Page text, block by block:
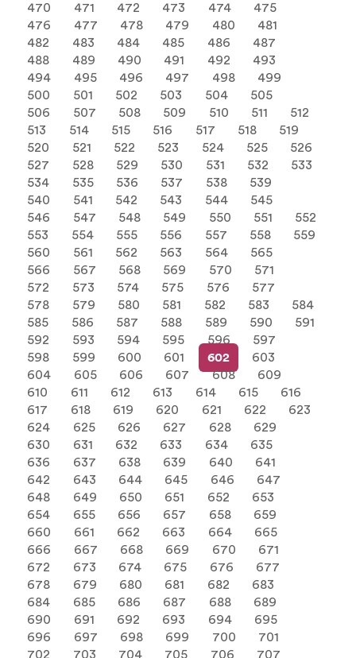
470 471 472 473 474
475
476
477 478 479 480
481
482
483 484 485 486
487
488
489 490 491 492
493
494
495 496 497 498
499
500
501 502 503 504
505
506
507 508 509 510 511
512
513
514 515 516 517 518
519
520
521 522 523 524 525
526
527
528 529 530 531 532
533
534
535 536 537 538
539
540
541 542 543 544
545
546
547 548 549 550 551
552
553
554 555 556 557 558
559
560
561 562 563 564
565
566
567 568 569 570
571
572
573 574 575 576
577
578
579 580 581 582 583
584
585
586 587 588 589 590
591
592
593 594 595 596
597
598
599 600 601 602
603
604
605 606 607 608
609
610
611 612 613 614 615
616
617
618 619 620 621 622
623
624
625 626 627 628
629
630
631 632 633 634
635
636
637 638 639 640
641
642
643 644 645 646
647
648
649 650 651 652
653
654
655 656 657 658
659
660
661 662 663 664
665
666
667 668 669 670
671
672
673 674 675 676
677
678
679 680 681 682
683
684
685 686 687 688
689
690
691 692 693 694
695
696
697 698 699 700
701
702
703 704 705 706
707